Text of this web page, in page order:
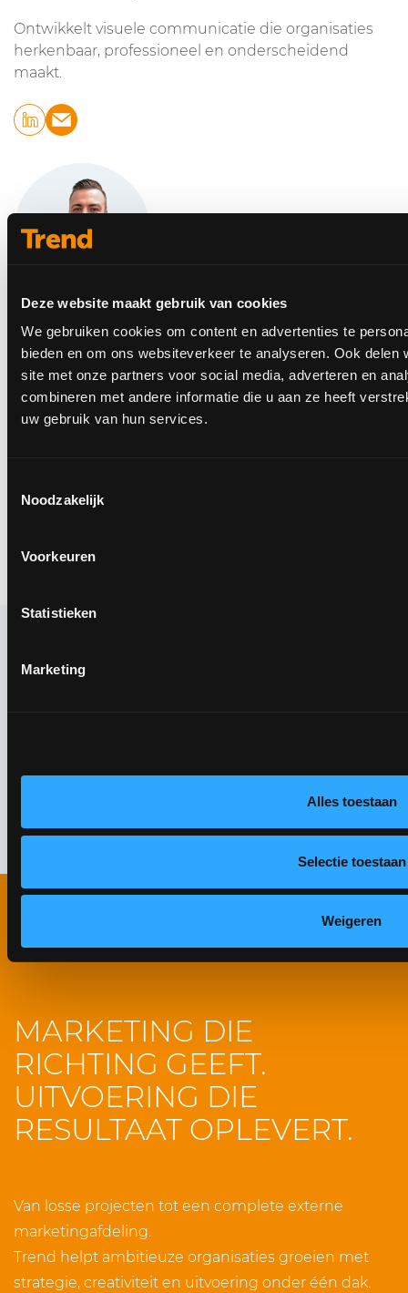
Deze website maakt gebruik van cookies
We gebruiken cookies om content en advertenties te
bieden en om ons websiteverkeer te analyseren. Ook
site met onze partners voor social media, adverteren en
combineren met andere informatie die u aan ze heeft
uw gebruik van hun services.
Noodzakelijk
Voorkeuren
Statistieken
Marketing
Alles toestaan
Selectie toestaan
Weigeren
Ontwikkelt visuele communicatie die organisaties
herkenbaar, professioneel en onderscheidend
maakt.
Stefan
Online specialist & webdeveloper
Verantwoordelijk voor websiteontwikkeling en
digitale oplossingen. Zorgt ervoor dat techniek,
MARKETING DIE
RICHTING GEEFT.
UITVOERING DIE
RESULTAAT OPLEVERT.
Van losse projecten tot een complete externe
marketingafdeling.
Trend helpt ambitieuze organisaties groeien met
strategie, creativiteit en uitvoering onder één dak.